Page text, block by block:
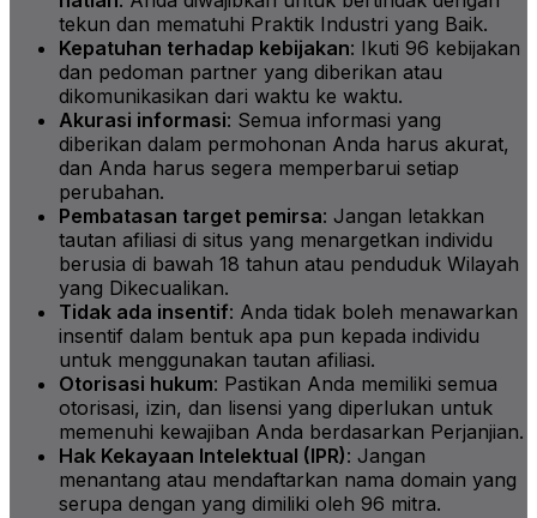
tekun dan mematuhi Praktik Industri yang Baik.
Kepatuhan terhadap kebijakan: Ikuti 96 kebijakan
dan pedoman partner yang diberikan atau
dikomunikasikan dari waktu ke waktu.
Akurasi informasi: Semua informasi yang
diberikan dalam permohonan Anda harus akurat,
dan Anda harus segera memperbarui setiap
perubahan.
Pembatasan target pemirsa: Jangan letakkan
tautan afiliasi di situs yang menargetkan individu
berusia di bawah 18 tahun atau penduduk Wilayah
yang Dikecualikan.
Tidak ada insentif: Anda tidak boleh menawarkan
insentif dalam bentuk apa pun kepada individu
untuk menggunakan tautan afiliasi.
Otorisasi hukum: Pastikan Anda memiliki semua
otorisasi, izin, dan lisensi yang diperlukan untuk
memenuhi kewajiban Anda berdasarkan Perjanjian.
Hak Kekayaan Intelektual (IPR): Jangan
menantang atau mendaftarkan nama domain yang
serupa dengan yang dimiliki oleh 96 mitra.